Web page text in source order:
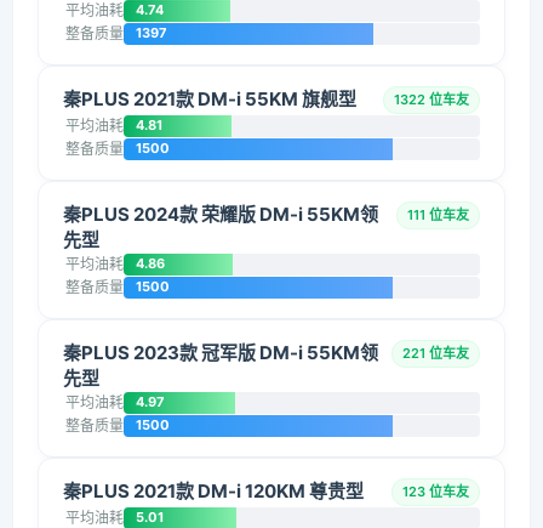
平均油耗 4.74
整备质量 1397
秦PLUS 2021款 DM-i 55KM 旗舰型 1322 位车友
平均油耗 4.81
整备质量 1500
秦PLUS 2024款 荣耀版 DM-i 55KM领
先型
111 位车友
平均油耗 4.86
整备质量 1500
秦PLUS 2023款 冠军版 DM-i 55KM领
先型
221 位车友
平均油耗 4.97
整备质量 1500
秦PLUS 2021款 DM-i 120KM 尊贵型 123 位车友
平均油耗 5.01